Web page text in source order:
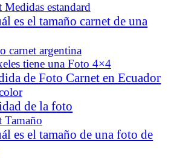
Medidas estandard
es el tamaño carnet de una
carnet argentina
tiene una Foto 4×4
de Foto Carnet en Ecuador
de la foto
Tamaño
es el tamaño de una foto de